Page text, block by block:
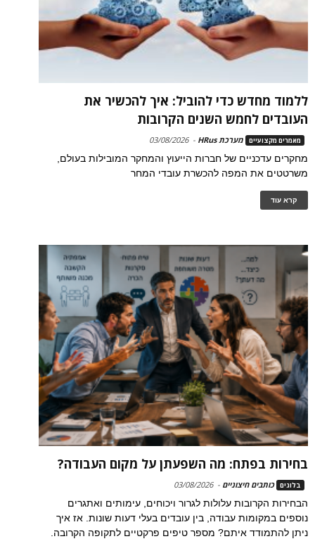
ללמוד מחדש כדי להוביל: איך להכשיר את
העובדים לחמש השנים הקרובות
מאמרים מקצועיים מערכת HRus -
03/08/2026
מחקרים עדכניים של חברות הייעוץ והמחקר המובילות בעולם,
משרטטים את המפה להכשרת עובדי המחר
קרא עוד
בחירות בפתח: מה השפעתן על מקום העבודה?
בלוגים כותבים חיצוניים -
03/08/2026
הבחירות הקרובות עלולות לגרור ויכוחים, עימותים ואתגרים
נוספים במקומות עבודה, בין עובדים בעלי דעות שונות. אז איך
ניתן להתמודד איתם? מספר טיפים פרקטיים לתקופה הקרובה.